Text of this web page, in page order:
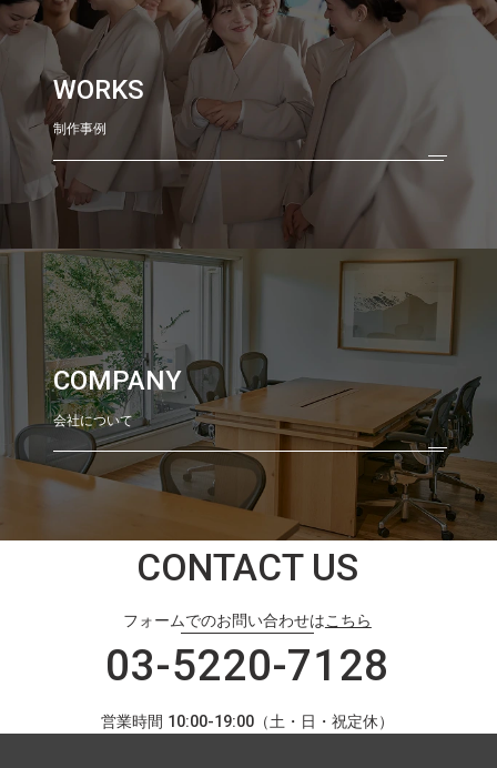
WORKS
制作事例
COMPANY
会社について
CONTACT US
フォームでのお問い合わせはこちら
03-5220-7128
営業時間 10:00-19:00（土・日・祝定休）